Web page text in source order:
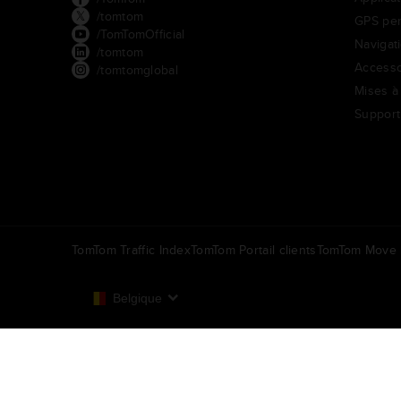
/tomtom
/TomTomOfficial
/tomtom
/tomtomglobal
GPS
Mises
Support
TomTom Traffic IndexTomTom Portail clientsTomTom
Belgique